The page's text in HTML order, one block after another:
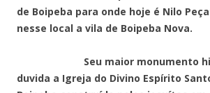
de Boipeba para onde hoje é Nilo
nesse local a vila de Boipeba Nova.
Seu maior monumento
duvida a Igreja do Divino Espírito